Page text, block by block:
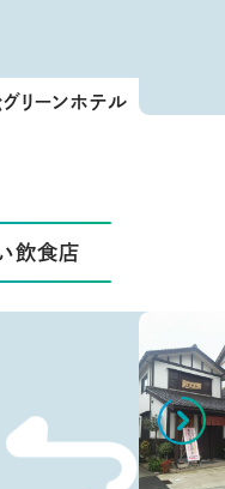
リーンホテル
飲食店